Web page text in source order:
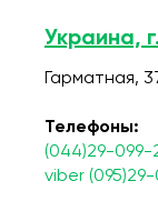
Украина,
Гарматная,
Телефоны:
(044)29-099-
viber